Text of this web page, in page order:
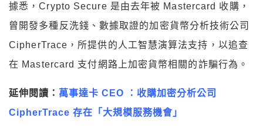
據悉，Crypto Secure 是由去年被 Mastercard 收購，
曾開發多種反洗錢、數據取證的加密貨幣分析技術公司
CipherTrace，所提供的 人工智慧演算法支持，以追查
在 Mastercard 支付網路上加密貨幣相關的詐騙行為。
延伸閱讀： 萬事達卡 CEO ：收購加密分析公司
CipherTrace 存在「大規模服務機會」